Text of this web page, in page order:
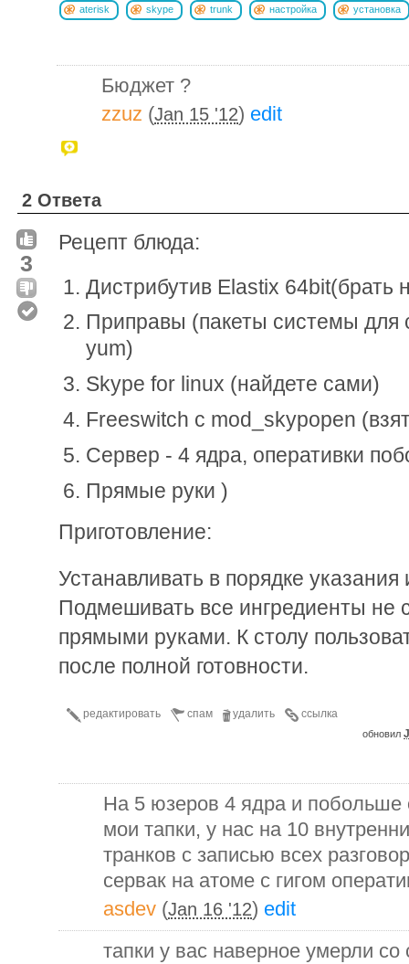
aterisk skype trunk настройка установка
Бюджет ?
zzuz (Jan 15 '12) edit
2 Ответа
3
Рецепт блюда:
Дистрибутив Elastix 64bit(брать
Приправы (пакеты системы для
yum)
Skype for linux (найдете сами)
Freeswitch c mod_skypopen
Сервер - 4 ядра, оперативки
Прямые руки )
Приготовление:
Устанавливать в порядке
Подмешивать все ингредиенты не
прямыми руками. К столу
после полной готовности.
ссылка
удалить
спам
редактировать
обновил
На 5 юзеров 4 ядра и побольше
мои тапки, у нас на 10
транков с записью всех
сервак на атоме с гигом
asdev (Jan 16 '12) edit
тапки у вас наверное умерли со